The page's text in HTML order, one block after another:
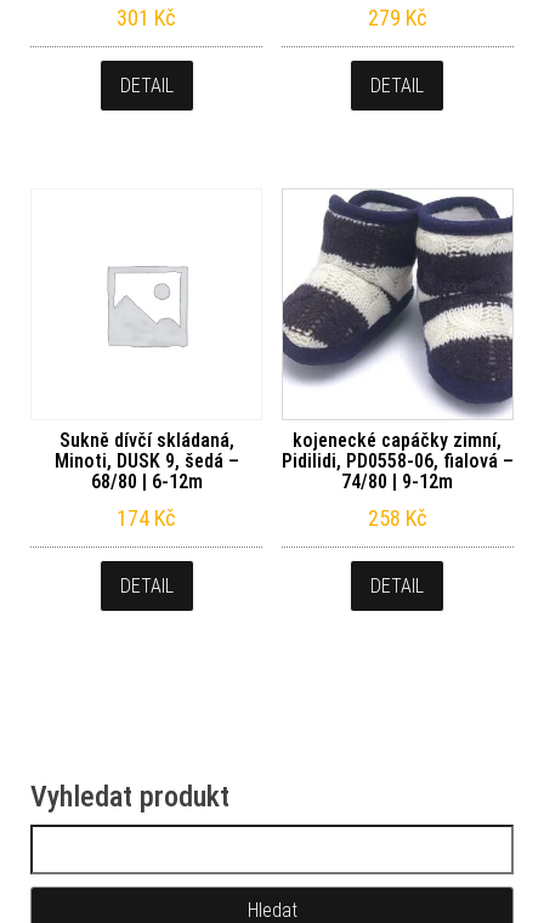
301 Kč
DETAIL
279 Kč
DETAIL
Sukně dívčí skládaná,
Minoti, DUSK 9, šedá –
68/80 | 6-12m
174 Kč
DETAIL
kojenecké capáčky zimní,
Pidilidi, PD0558-06, fialová –
74/80 | 9-12m
258 Kč
DETAIL
Vyhledat produkt